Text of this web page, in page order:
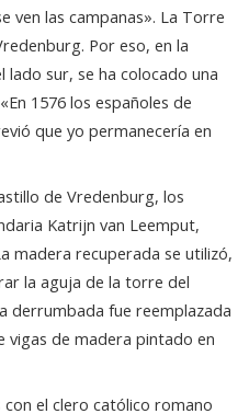
ven las campanas». La Torre
Por eso, en la
sur, se ha colocado una
1576 los españoles de
que yo permanecería en
de Vredenburg, los
Katrijn van Leemput,
madera recuperada se utilizó,
la aguja de la torre del
derrumbada fue reemplazada
vigas de madera pintado en
el clero católico romano